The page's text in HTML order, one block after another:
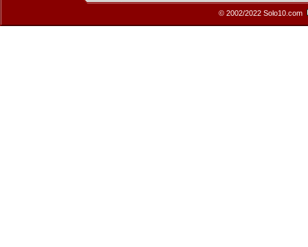
© 2002/2022 Solo10.com